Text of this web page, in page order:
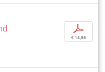
p
€ 14,95